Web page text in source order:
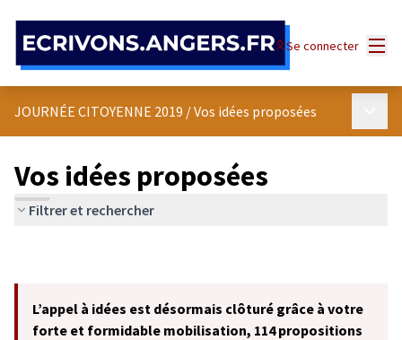
Se connecter
JOURNÉE CITOYENNE 2019 /Vos idées proposées
Vos idées proposées
Filtrer et rechercher
L’appel à idées est désormais clôturé grâce à votre
forte et formidable mobilisation, 114 propositions